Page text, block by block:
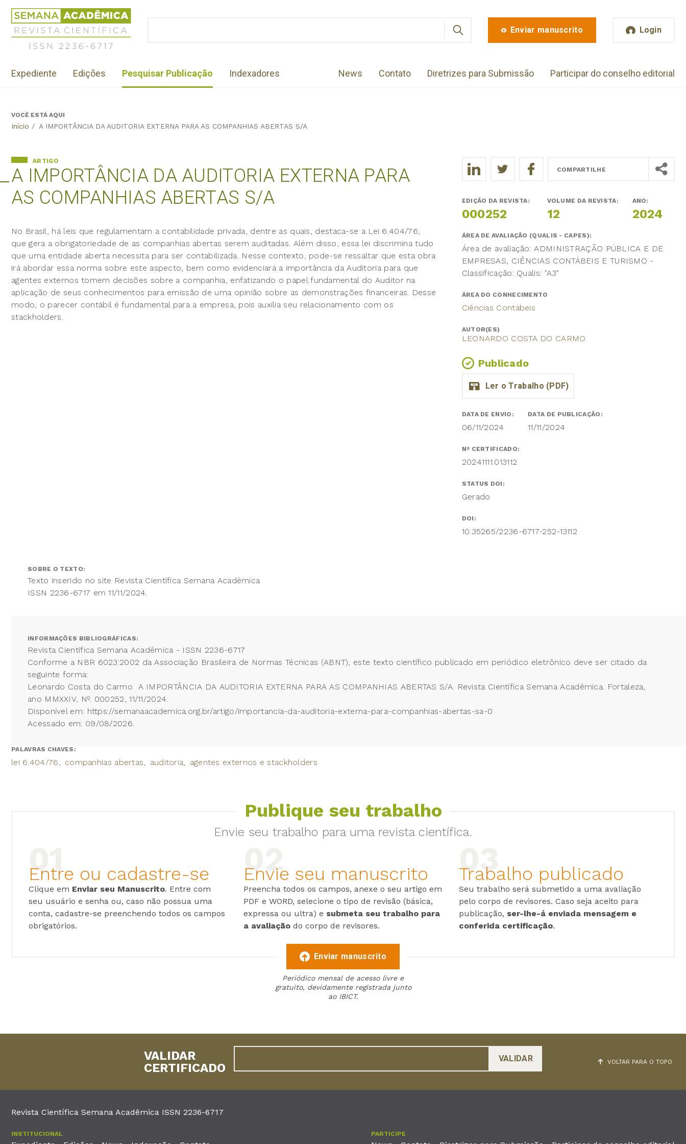
Jump
navigation
Revista
Científica
Semana
Acadêmica
2236-
Enviar manuscrito Login
Menu
institutional
Expediente Edições Pesquisar Publicação Indexadores News Contato Diretrizes para Submissão Participar do conselho editorial
BackVOCÊ ESTÁ AQUI
Início / A IMPORTÂNCIA DA AUDITORIA EXTERNA PARA AS COMPANHIAS ABERTAS S/A
A IMPORTÂNCIA DA AUDITORIA EXTERNA PARA
AS COMPANHIAS ABERTAS S/A
ARTIGO
No Brasil, há leis que regulamentam a contabilidade privada, dentre as quais, destaca-se a Lei 6.404/76,
que gera a obrigatoriedade de as companhias abertas serem auditadas. Além disso, essa lei discrimina tudo
que uma entidade aberta necessita para ser contabilizada. Nesse contexto, pode-se ressaltar que esta obra
irá abordar essa norma sobre este aspecto, bem como evidenciará a importância da Auditoria para que
agentes externos tomem decisões sobre a companhia, enfatizando o papel fundamental do Auditor na
aplicação de seus conhecimentos para emissão de uma opinião sobre as demonstrações financeiras. Desse
modo, o parecer contábil é fundamental para a empresa, pois auxilia seu relacionamento com os
stackholders.
COMPARTILHE
EDIÇÃO DA REVISTA:
000252
VOLUME DA REVISTA:
12
ANO:
2024
ÁREA DE AVALIAÇÃO (QUALIS - CAPES):
Área de avaliação: ADMINISTRAÇÃO PÚBLICA E DE
EMPRESAS, CIÊNCIAS CONTÁBEIS E TURISMO -
Classificação: Qualis: "A3"
ÁREA DO CONHECIMENTO
Ciências Contábeis
AUTOR(ES)
LEONARDO COSTA DO CARMO
Publicado
DATA DE ENVIO:
06/11/2024
DATA DE PUBLICAÇÃO:
11/11/2024
Nº CERTIFICADO:
20241111.013112
STATUS DOI:
Gerado
DOI:
10.35265/2236-6717-252-13112
SOBRE O TEXTO:
Texto inserido no site Revista Científica Semana Acadêmica
ISSN 2236-6717 em 11/11/2024.
INFORMAÇÕES BIBLIOGRÁFICAS:
Revista Científica Semana Acadêmica - ISSN 2236-6717
Conforme a NBR 6023:2002 da Associação Brasileira de Normas Técnicas (ABNT), este texto científico publicado em periódico eletrônico deve ser citado da
seguinte forma:
Leonardo Costa do Carmo A IMPORTÂNCIA DA AUDITORIA EXTERNA PARA AS COMPANHIAS ABERTAS S/A. Revista Científica Semana Acadêmica. Fortaleza,
ano MMXXIV, Nº. 000252, 11/11/2024.
Disponível em: https://semanaacademica.org.br/artigo/importancia-da-auditoria-externa-para-companhias-abertas-sa-0
Acessado em: 09/08/2026.
PALAVRAS CHAVES:
lei 6.404/76 companhias abertas auditoria agentes externos e stackholders
Publique seu trabalho
Envie seu trabalho para uma revista científica.
Entre ou cadastre-se
Clique em Enviar seu Manuscrito. Entre com
seu usuário e senha ou, caso não possua uma
conta, cadastre-se preenchendo todos os campos
obrigatórios.
Envie seu manuscrito
Preencha todos os campos, anexe o seu artigo em
PDF e WORD, selecione o tipo de revisão (básica,
expressa ou ultra) e submeta seu trabalho para
a avaliação do corpo de revisores.
Trabalho publicado
Seu trabalho será submetido a uma avaliação
pelo corpo de revisores. Caso seja aceito para
publicação, ser-lhe-á enviada mensagem e
conferida certificação.
Enviar manuscrito
Periódico mensal de acesso livre e
gratuito, devidamente registrada junto
ao IBICT.
VOLTAR PARA O TOPO
VALIDAR
CERTIFICADO
Revista Científica Semana Acadêmica ISSN 2236-6717
INSTITUCIONAL PARTICIPE